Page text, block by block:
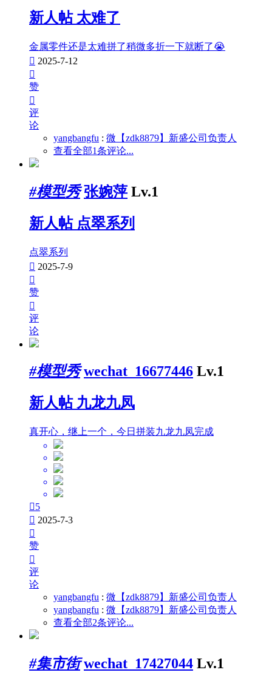
新人帖太难了
金属零件还是太难拼了稍微多折一下就断了😭
 2025-7-12

赞

评
论
yangbangfu : 微【zdk8879】新盛公司负责人
查看全部1条评论...
#模型秀 张婉萍 Lv.1
新人帖点翠系列
点翠系列
 2025-7-9

赞

评
论
#模型秀 wechat_16677446 Lv.1
新人帖九龙九凤
真开心，继上一个，今日拼装九龙九凤完成
5
 2025-7-3

赞

评
论
yangbangfu : 微【zdk8879】新盛公司负责人
yangbangfu : 微【zdk8879】新盛公司负责人
查看全部2条评论...
#集市街 wechat_17427044 Lv.1